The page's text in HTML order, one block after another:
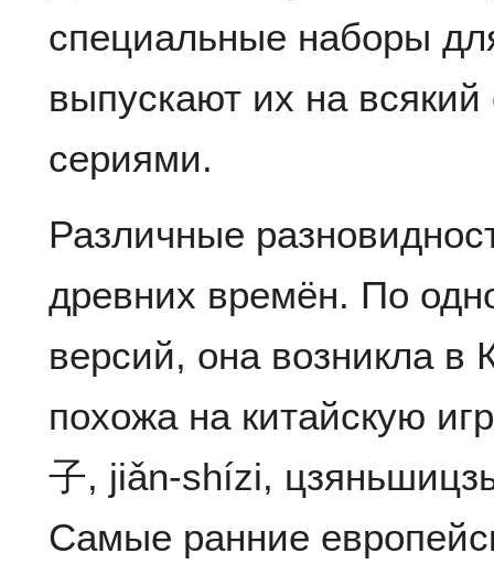
специальные наборы
выпускают их на
сериями.
Различные
древних времён. По
версий, она возникла в
похожа на китайскую
子, jiǎn-shízi,
Самые ранние